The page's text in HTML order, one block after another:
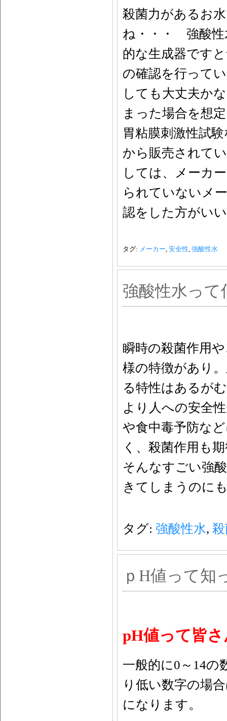
殺菌力があるお
ね・・・ 強酸性
的な生成器です
の確認を行って
しても大丈夫か
まった場合を想
胃粘膜刺激性試
から販売されて
しては、メーカ
られていないメ
認をした方がい
タグ: メーカー 安全性 強酸性水
強酸性水っ
瞬時の殺菌作用
様の特徴があり
る特性はあるが
より人への安全
や食中毒予防な
く、殺菌作用も
そんなすごい強
きてしまうのに
タグ: 強酸性水,
ｐH値って知
pH値って皆
一般的に0～14の
り低い数字の場
になります。